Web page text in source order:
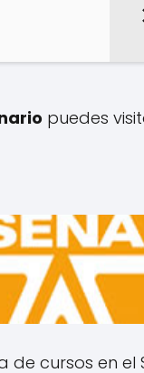
puedes
de cursos en el